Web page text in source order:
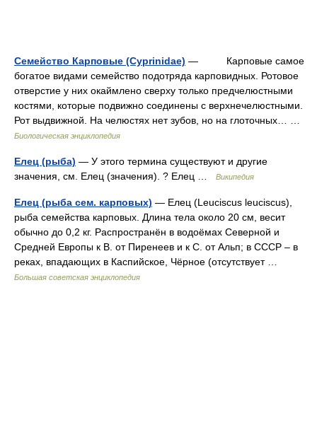
Семейство Карповые (Cyprinidae) — Карповые самое
богатое видами семейство подотряда карповидных. Ротовое
отверстие у них окаймлено сверху только предчелюстными
костями, которые подвижно соединены с верхнечелюстными.
Рот выдвижной. На челюстях нет зубов, но на глоточных… …
Биологическая энциклопедия
Елец (рыба) — У этого термина существуют и другие
значения, см. Елец (значения). ? Елец …
Википедия
Елец (рыба сем. карповых) — Елец (Leuciscus leuciscus),
рыба семейства карповых. Длина тела около 20 см, весит
обычно до 0,2 кг. Распространён в водоёмах Северной и
Средней Европы к В. от Пиренеев и к С. от Альп; в СССР ‒ в
реках, впадающих в Каспийское, Чёрное (отсутствует …
Большая советская энциклопедия